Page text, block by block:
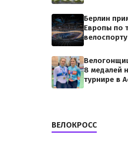
Берлин
Европы по
8 медалей
турнире в
ВЕЛОКРОСС